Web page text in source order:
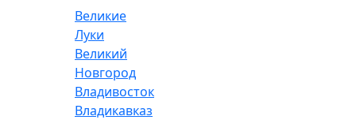
Великие
Луки
Великий
Новгород
Владивосток
Владикавказ